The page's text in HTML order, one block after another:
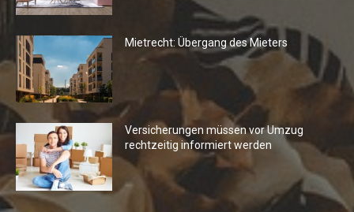
Mietrecht: Übergang des Mieters
Versicherungen müssen vor Umzug
rechtzeitig informiert werden